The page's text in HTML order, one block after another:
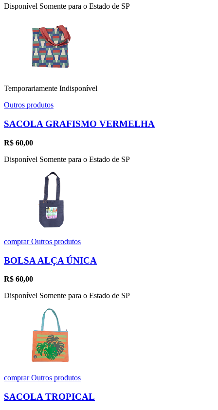
Disponível Somente para o Estado de SP
Temporariamente Indisponível
Outros produtos
SACOLA GRAFISMO VERMELHA
R$ 60,00
Disponível Somente para o Estado de SP
comprarOutros produtos
BOLSA ALÇA ÚNICA
R$ 60,00
Disponível Somente para o Estado de SP
comprarOutros produtos
SACOLA TROPICAL